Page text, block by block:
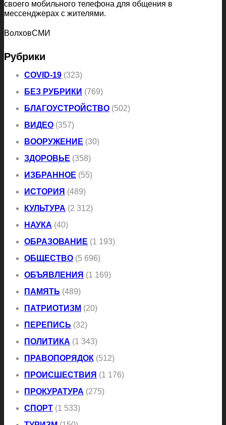
своего мобильного телефона для общения в
мессенджерах с жителями.
ВолховСМИ
Рубрики
COVID-19 (323)
БЕЗ РУБРИКИ (769)
БЛАГОУСТРОЙСТВО (502)
ВИДЕО (357)
ВООРУЖЕНИЕ (30)
ЗДОРОВЬЕ (358)
ИЗБРАННОЕ (55)
ИСТОРИЯ (489)
КУЛЬТУРА (2 312)
НАУКА (40)
ОБРАЗОВАНИЕ (1 193)
ОБЩЕСТВО (5 696)
ОБЪЯВЛЕНИЯ (1 169)
ПАМЯТЬ (489)
ПАТРИОТИЗМ (20)
ПЕРЕПИСЬ (32)
ПОЛИТИКА (1 343)
ПРАВОПОРЯДОК (512)
ПРОИСШЕСТВИЯ (1 176)
ПРОКУРАТУРА (275)
СПОРТ (1 533)